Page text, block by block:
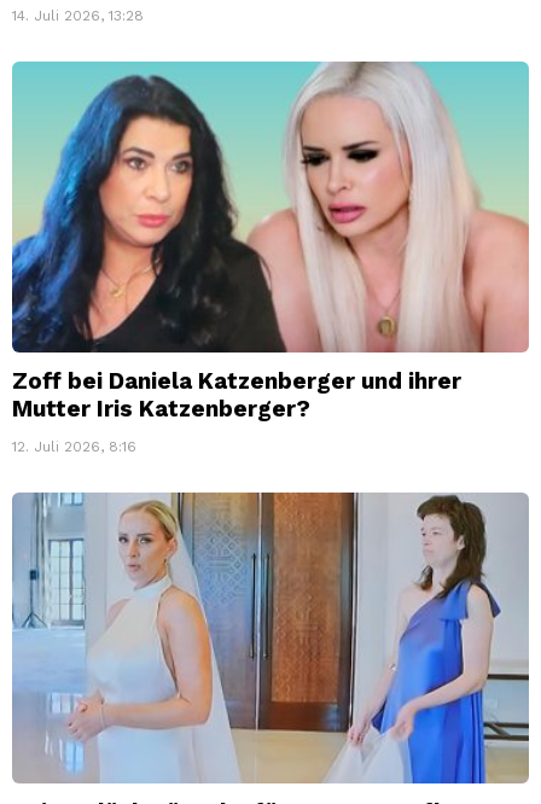
14. Juli 2026, 13:28
Zoff bei Daniela Katzenberger und ihrer
Mutter Iris Katzenberger?
12. Juli 2026, 8:16